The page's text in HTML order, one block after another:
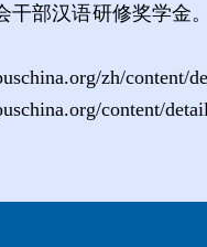
干部汉语研修奖学金
zh/content/
content/